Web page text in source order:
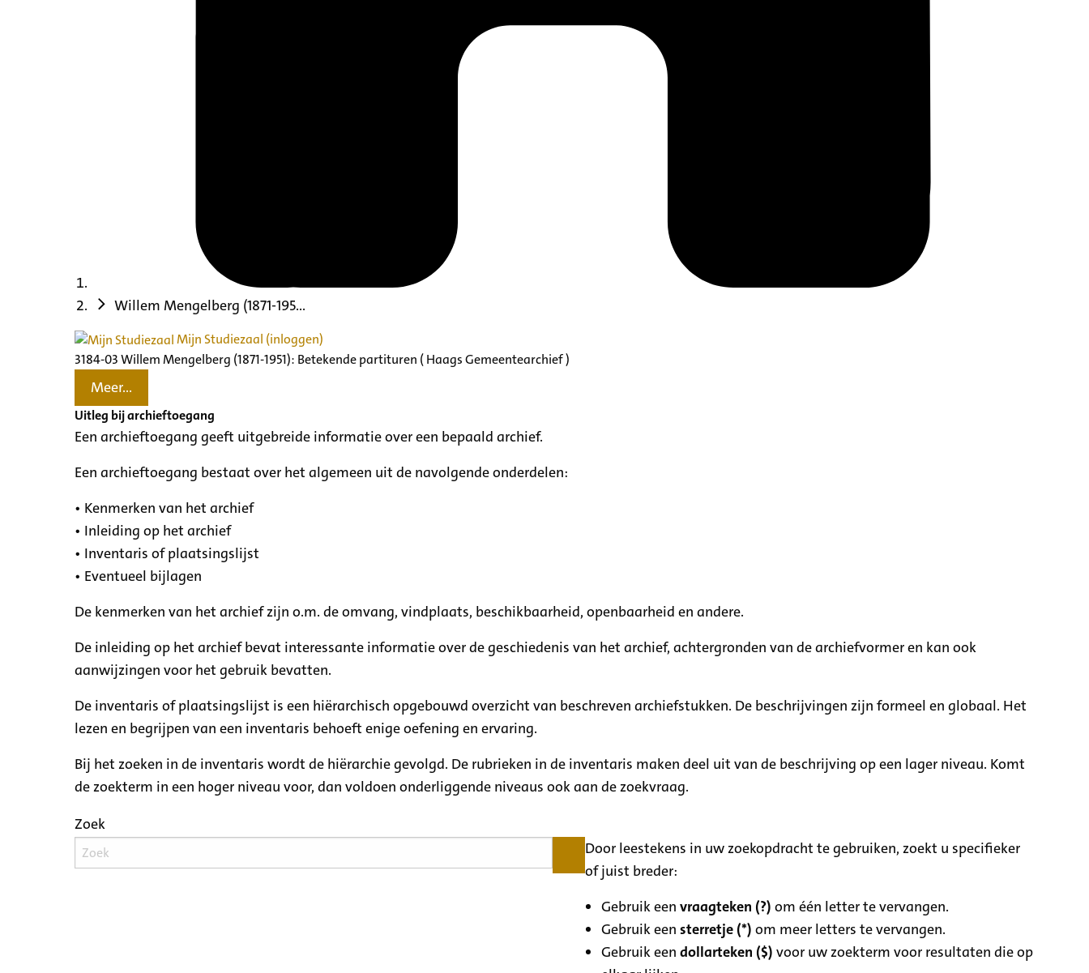
Willem Mengelberg (1871-195...
Mijn Studiezaal (inloggen)
3184-03 Willem Mengelberg (1871-1951): Betekende partituren ( Haags Gemeentearchief )
Meer...
Uitleg bij archieftoegang
Een archieftoegang geeft uitgebreide informatie over een bepaald archief.
Een archieftoegang bestaat over het algemeen uit de navolgende onderdelen:
• Kenmerken van het archief
• Inleiding op het archief
• Inventaris of plaatsingslijst
• Eventueel bijlagen
De kenmerken van het archief zijn o.m. de omvang, vindplaats, beschikbaarheid, openbaarheid en andere.
De inleiding op het archief bevat interessante informatie over de geschiedenis van het archief, achtergronden van de archiefvormer en kan ook
aanwijzingen voor het gebruik bevatten.
De inventaris of plaatsingslijst is een hiërarchisch opgebouwd overzicht van beschreven archiefstukken. De beschrijvingen zijn formeel en globaal. Het
lezen en begrijpen van een inventaris behoeft enige oefening en ervaring.
Bij het zoeken in de inventaris wordt de hiërarchie gevolgd. De rubrieken in de inventaris maken deel uit van de beschrijving op een lager niveau. Komt
de zoekterm in een hoger niveau voor, dan voldoen onderliggende niveaus ook aan de zoekvraag.
Zoek
Door leestekens in uw zoekopdracht te gebruiken, zoekt u specifieker
of juist breder:
Gebruik eenvraagteken (?) om één letter te vervangen.
Gebruik eensterretje (*) om meer letters te vervangen.
Gebruik eendollarteken ($) voor uw zoekterm voor resultaten die op